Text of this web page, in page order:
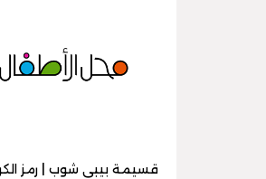
قسيمة بيبي شوب | رمز